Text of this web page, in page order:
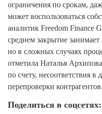
ограничения по срокам,
может воспользоваться
аналитик Freedom Finance
среднем закрытие
но в сложных случаях
отметила Наталья
по счету, несоответствия
перепроверки контрагентов.
Поделиться в соцсетях: